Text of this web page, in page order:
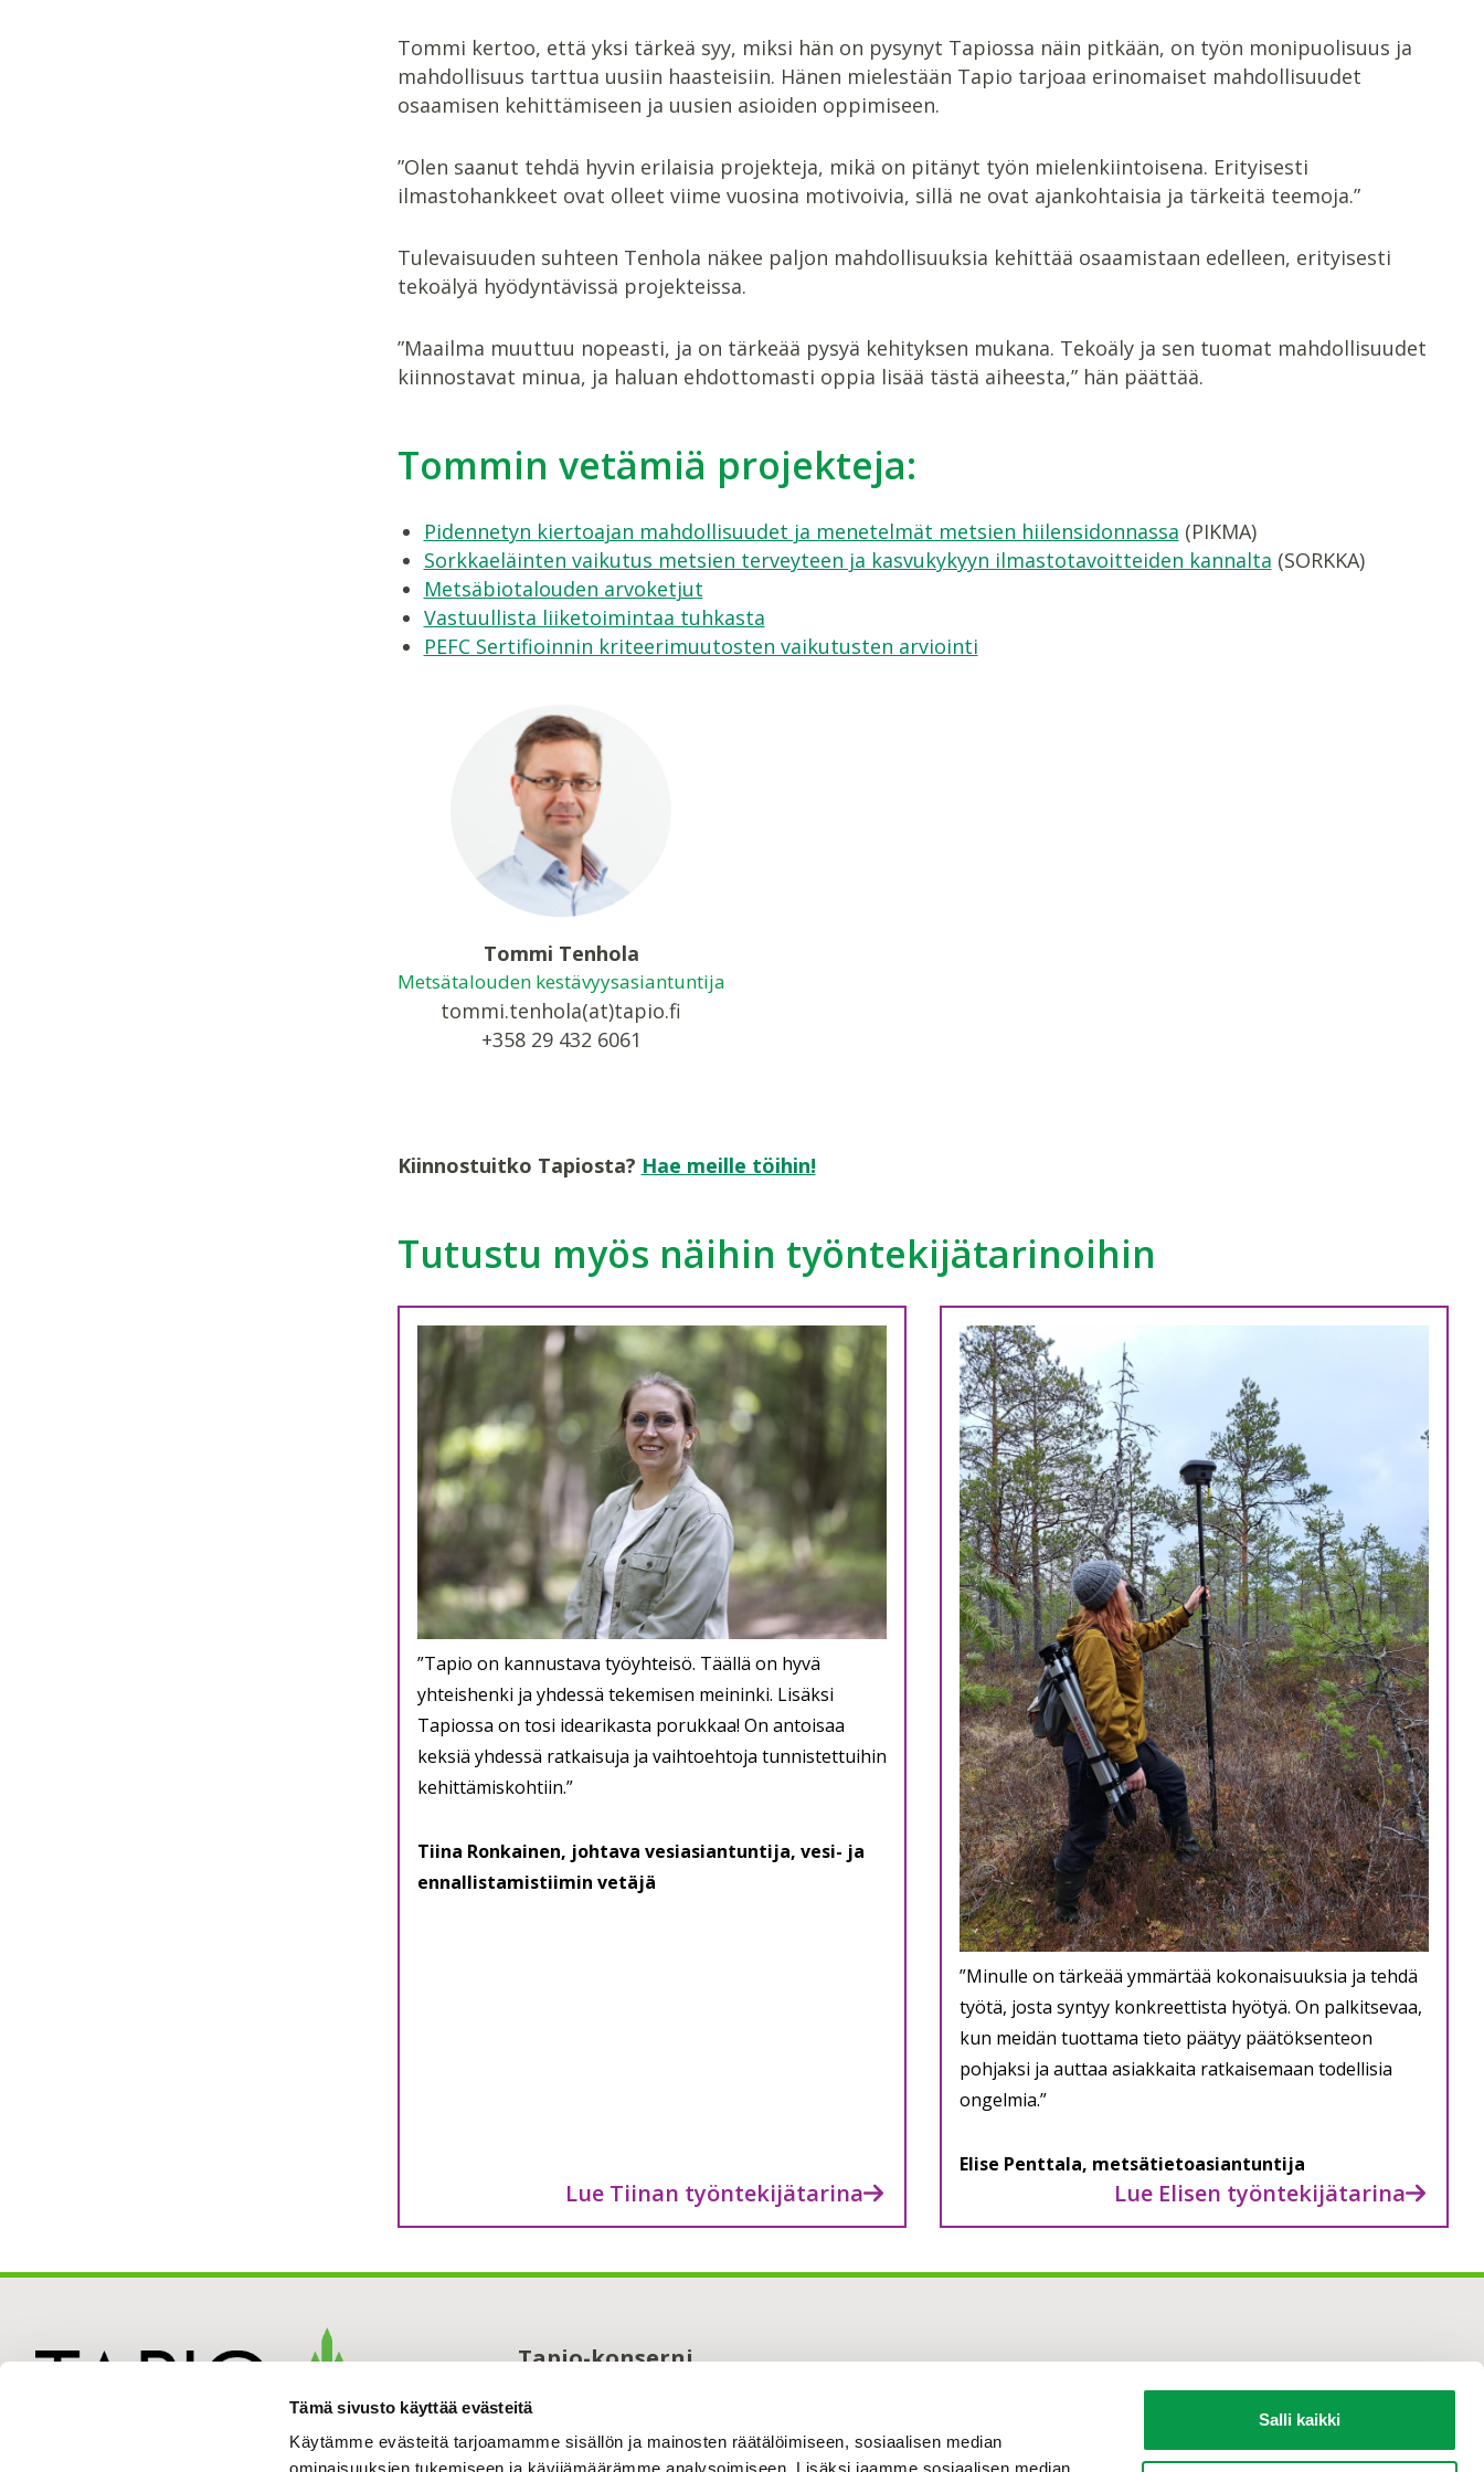
Tämä sivusto käyttää evästeitä
Käytämme evästeitä tarjoamamme sisällön ja mainosten räätälöimiseen, sosiaalisen median
Salli kaikki
Tommi kertoo, että yksi tärkeä syy, miksi hän on pysynyt Tapiossa näin pitkään, on työn monipuolisuus ja
mahdollisuus tarttua uusiin haasteisiin. Hänen mielestään Tapio tarjoaa erinomaiset mahdollisuudet
osaamisen kehittämiseen ja uusien asioiden oppimiseen.
”Olen saanut tehdä hyvin erilaisia projekteja, mikä on pitänyt työn mielenkiintoisena. Erityisesti
ilmastohankkeet ovat olleet viime vuosina motivoivia, sillä ne ovat ajankohtaisia ja tärkeitä teemoja.”
Tulevaisuuden suhteen Tenhola näkee paljon mahdollisuuksia kehittää osaamistaan edelleen, erityisesti
tekoälyä hyödyntävissä projekteissa.
”Maailma muuttuu nopeasti, ja on tärkeää pysyä kehityksen mukana. Tekoäly ja sen tuomat mahdollisuudet
kiinnostavat minua, ja haluan ehdottomasti oppia lisää tästä aiheesta,” hän päättää.
Tommin vetämiä projekteja:
Pidennetyn kiertoajan mahdollisuudet ja menetelmät metsien hiilensidonnassa (PIKMA)
Sorkkaeläinten vaikutus metsien terveyteen ja kasvukykyyn ilmastotavoitteiden kannalta (SORKKA)
Metsäbiotalouden arvoketjut
Vastuullista liiketoimintaa tuhkasta
PEFC Sertifioinnin kriteerimuutosten vaikutusten arviointi
Tommi Tenhola
Metsätalouden kestävyysasiantuntija
tommi.tenhola(at)tapio.fi
+358 29 432 6061
Kiinnostuitko Tapiosta? Hae meille töihin!
Tutustu myös näihin työntekijätarinoihin
”Tapio on kannustava työyhteisö. Täällä on hyvä
yhteishenki ja yhdessä tekemisen meininki. Lisäksi
Tapiossa on tosi idearikasta porukkaa! On antoisaa
keksiä yhdessä ratkaisuja ja vaihtoehtoja tunnistettuihin
kehittämiskohtiin.”
Tiina Ronkainen, johtava vesiasiantuntija, vesi- ja
ennallistamistiimin vetäjä
Lue Tiinan työntekijätarina
”Minulle on tärkeää ymmärtää kokonaisuuksia ja tehdä
työtä, josta syntyy konkreettista hyötyä. On palkitsevaa,
kun meidän tuottama tieto päätyy päätöksenteon
pohjaksi ja auttaa asiakkaita ratkaisemaan todellisia
ongelmia.”
Elise Penttala, metsätietoasiantuntija
Lue Elisen työntekijätarina
Tapio-konserni
00240 Helsinki
0294 32 6000